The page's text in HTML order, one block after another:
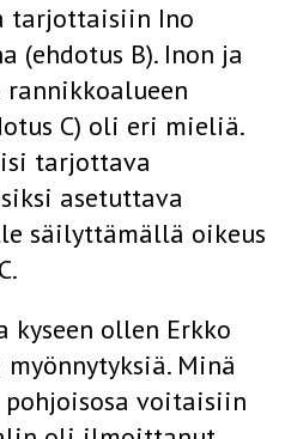
tarjottaisiin Ino
(ehdotus B). Inon ja
C) oli eri mieliä.
tarjottava
asetuttava
säilyttämällä oikeus
kyseen ollen Erkko
Minä
voitaisiin